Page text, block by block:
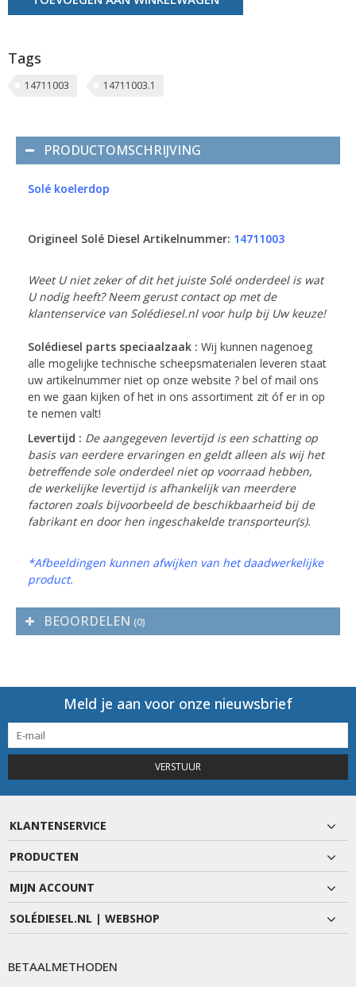
Tags
14711003 14711003.1
PRODUCTOMSCHRIJVING
Solé koelerdop
Origineel Solé Diesel Artikelnummer: 14711003
Weet U niet zeker of dit het juiste Solé onderdeel is wat
U nodig heeft? Neem gerust contact op met de
klantenservice van Solédiesel.nl voor hulp bij Uw keuze!
Solédiesel parts speciaalzaak : Wij kunnen nagenoeg
alle mogelijke technische scheepsmaterialen leveren staat
uw artikelnummer niet op onze website ? bel of mail ons
en we gaan kijken of het in ons assortiment zit óf er in op
te nemen valt!
Levertijd : De aangegeven levertijd is een schatting op
basis van eerdere ervaringen en geldt alleen als wij het
betreffende sole onderdeel niet op voorraad hebben,
de werkelijke levertijd is afhankelijk van meerdere
factoren zoals bijvoorbeeld de beschikbaarheid bij de
fabrikant en door hen ingeschakelde transporteur(s).
*Afbeeldingen kunnen afwijken van het daadwerkelijke
product.
BEOORDELEN (0)
Meld je aan voor onze nieuwsbrief
VERSTUUR
KLANTENSERVICE
PRODUCTEN
MIJN ACCOUNT
SOLÉDIESEL.NL | WEBSHOP
BETAALMETHODEN